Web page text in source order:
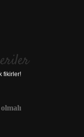
fikirler!